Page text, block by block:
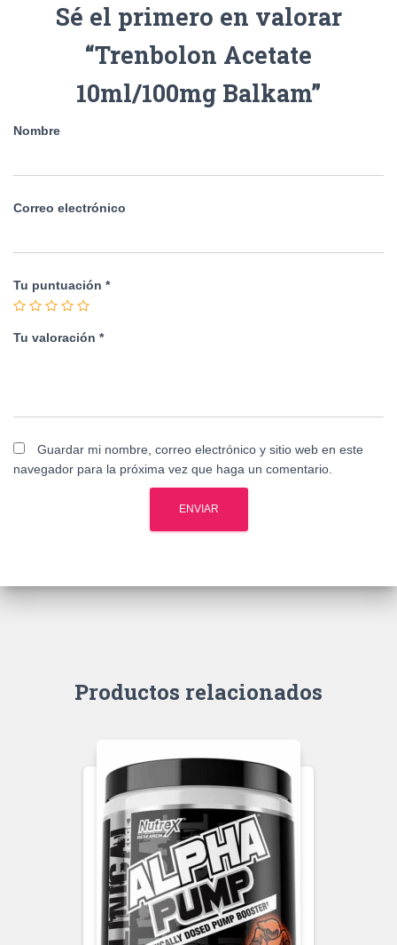
Sé el primero en valorar
“Trenbolon Acetate
10ml/100mg Balkam”
Nombre
Correo electrónico
Tu puntuación *
Tu valoración *
Guardar mi nombre, correo electrónico y sitio web en este
navegador para la próxima vez que haga un comentario.
Productos relacionados